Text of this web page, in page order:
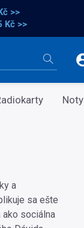
>>
Kč >>
Noty
a
sa ešte
ako sociálna